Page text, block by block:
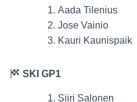
Aada Tilenius
Jose Vainio
Kauri Kaunispaik
SKI GP1
Siiri Salonen